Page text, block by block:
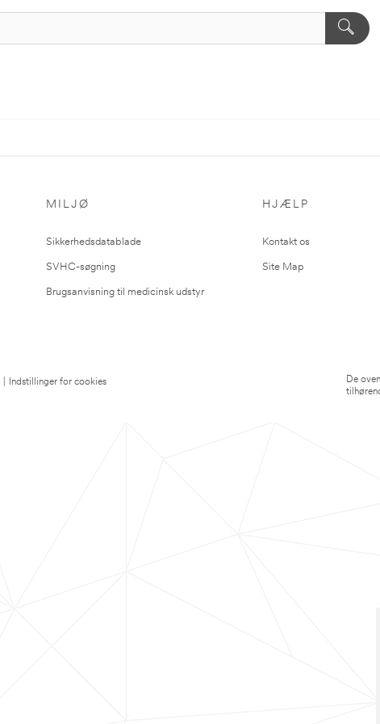
MILJØ
Sikkerhedsdatablade
SVHC-søgning
Brugsanvisning til medicinsk udstyr
HJÆLP
Kontakt os
Site Map
Indstillinger for cookies
De